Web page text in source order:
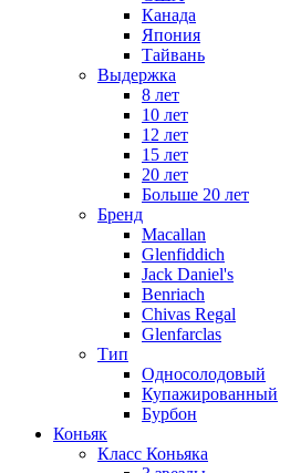
Канада
Япония
Тайвань
Выдержка
8 лет
10 лет
12 лет
15 лет
20 лет
Больше 20 лет
Бренд
Macallan
Glenfiddich
Jack Daniel's
Benriach
Chivas Regal
Glenfarclas
Тип
Односолодовый
Купажированный
Бурбон
Коньяк
Класс Коньяка